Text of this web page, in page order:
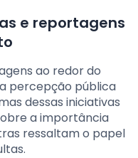
e reportagens
ao redor do
percepção pública
dessas iniciativas
a importância
ressaltam o papel